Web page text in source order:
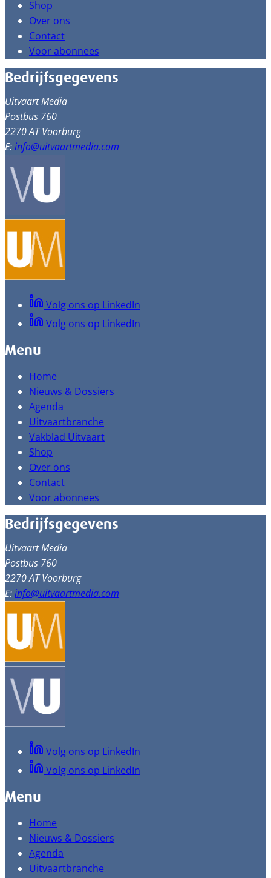
Shop
Over ons
Contact
Voor abonnees
Bedrijfsgegevens
Uitvaart Media
Postbus 760
2270 AT Voorburg
E:info@uitvaartmedia.com
Volg ons op LinkedIn
Volg ons op LinkedIn
Menu
Home
Nieuws & Dossiers
Agenda
Uitvaartbranche
Vakblad Uitvaart
Shop
Over ons
Contact
Voor abonnees
Bedrijfsgegevens
Uitvaart Media
Postbus 760
2270 AT Voorburg
E:info@uitvaartmedia.com
Volg ons op LinkedIn
Volg ons op LinkedIn
Menu
Home
Nieuws & Dossiers
Agenda
Uitvaartbranche